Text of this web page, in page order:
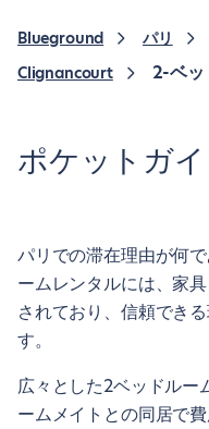
Blueground パリ
Clignancourt
2-ベッ
ポケットガ
パリでの滞在理由が何
ームレンタルには、家
されており、信頼でき
す。
広々とした2ベッドルー
ームメイトとの同居で